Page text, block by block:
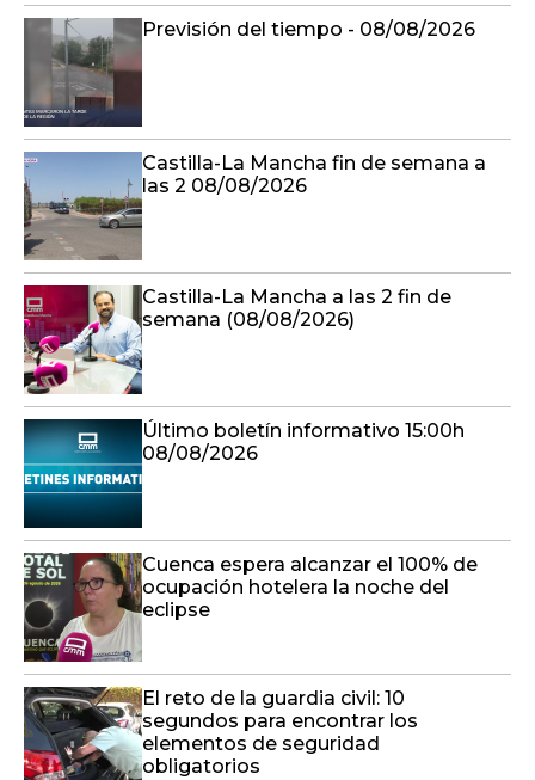
Previsión del tiempo - 08/08/2026
Castilla-La Mancha fin de semana a
las 2 08/08/2026
Castilla-La Mancha a las 2 fin de
semana (08/08/2026)
Último boletín informativo 15:00h
08/08/2026
Cuenca espera alcanzar el 100% de
ocupación hotelera la noche del
eclipse
El reto de la guardia civil: 10
segundos para encontrar los
elementos de seguridad
obligatorios